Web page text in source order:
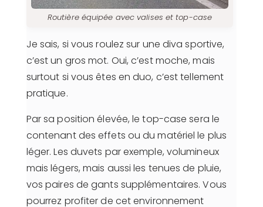
Routière équipée avec valises et top-case
Je sais, si vous roulez sur une diva sportive,
c’est un gros mot. Oui, c’est moche, mais
surtout si vous êtes en duo, c’est tellement
pratique.
Par sa position élevée, le top-case sera le
contenant des effets ou du matériel le plus
léger. Les duvets par exemple, volumineux
mais légers, mais aussi les tenues de pluie,
vos paires de gants supplémentaires. Vous
pourrez profiter de cet environnement